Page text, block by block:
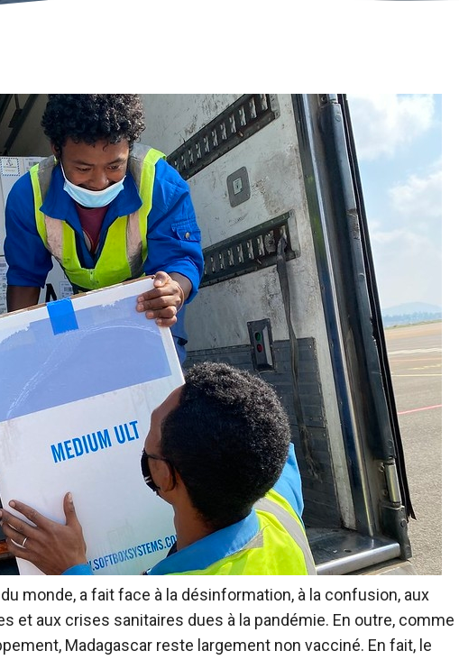
monde, a fait face à la désinformation, à la confusion, aux
et aux crises sanitaires dues à la pandémie. En outre, comme
Madagascar reste largement non vacciné. En fait, le